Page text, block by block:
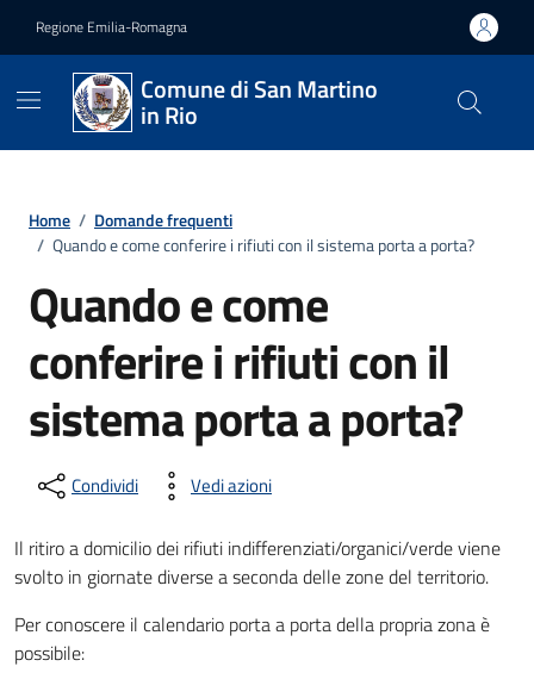
Regione Emilia-Romagna
Comune di San Martino
in Rio
Home / Domande frequenti
/ Quando e come conferire i rifiuti con il sistema porta a porta?
Quando e come
conferire i rifiuti con il
sistema porta a porta?
Condividi Vedi azioni
Il ritiro a domicilio dei rifiuti indifferenziati/organici/verde viene
svolto in giornate diverse a seconda delle zone del territorio.
Per conoscere il calendario porta a porta della propria zona è
possibile: